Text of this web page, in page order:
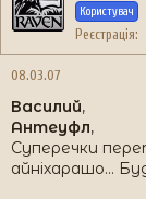
Користувач
Реєстрація
08.03.07
Василий,
Антеуфл,
Суперечки
айніхарашо...